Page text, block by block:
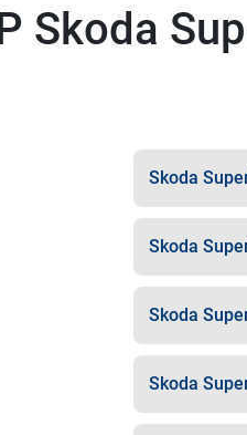
Skoda
Skoda
Skoda
Skoda
Skoda